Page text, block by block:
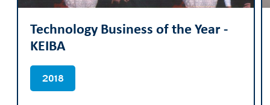
Technology Business of the Year -
KEIBA
2018